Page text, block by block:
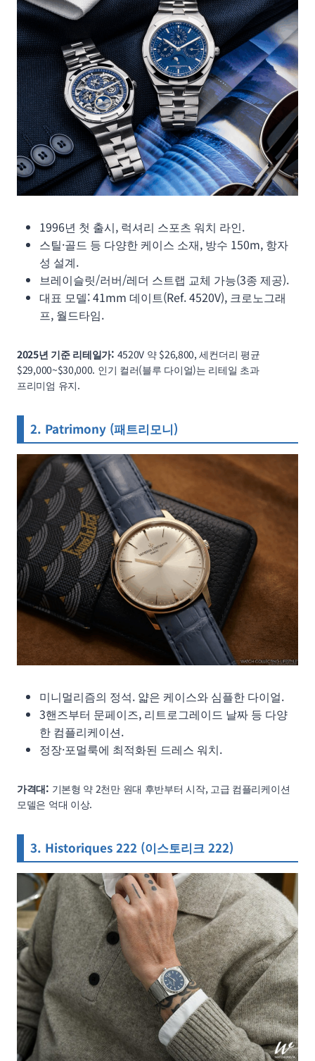
1996년 첫 출시, 럭셔리 스포츠 워치 라인.
스틸·골드 등 다양한 케이스 소재, 방수 150m, 항자
성 설계.
브레이슬릿/러버/레더 스트랩 교체 가능(3종 제공).
대표 모델: 41mm 데이트(Ref. 4520V), 크로노그래
프, 월드타임.
2025년 기준 리테일가: 4520V 약 $26,800, 세컨더리 평균
$29,000~$30,000. 인기 컬러(블루 다이얼)는 리테일 초과
프리미엄 유지.
2. Patrimony (패트리모니)
미니멀리즘의 정석. 얇은 케이스와 심플한 다이얼.
3핸즈부터 문페이즈, 리트로그레이드 날짜 등 다양
한 컴플리케이션.
정장·포멀룩에 최적화된 드레스 워치.
가격대: 기본형 약 2천만 원대 후반부터 시작, 고급 컴플리케이션
모델은 억대 이상.
3. Historiques 222 (이스토리크 222)